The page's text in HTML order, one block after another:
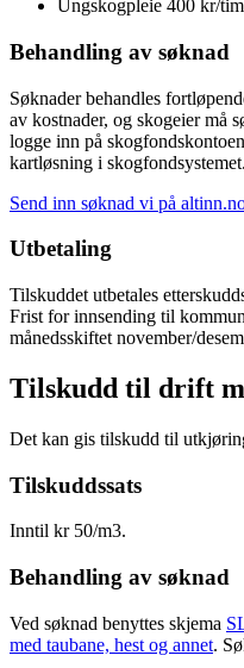
Ungskogpleie 400 kr/
Behandling av søknad
Søknader behandles
av kostnader, og skogeier må
logge inn på
kartløsning i skogfondsystemet.
Send inn søknad vi på
Utbetaling
Tilskuddet utbetales
Frist for innsending til
månedsskiftet november/
Tilskudd til drift
Det kan gis tilskudd til
Tilskuddssats
Inntil kr 50/m3.
Behandling av søknad
Ved søknad benyttes skjema
med taubane, hest og annet.